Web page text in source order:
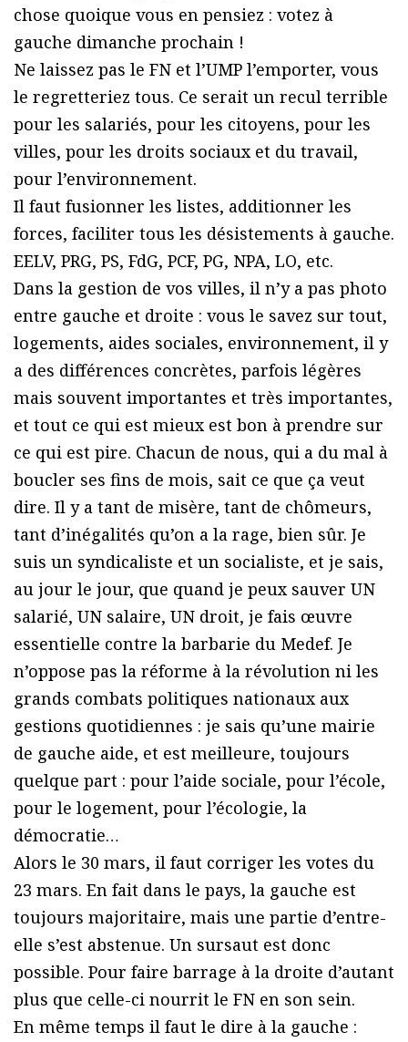
chose quoique vous en pensiez : votez à
gauche dimanche prochain !
Ne laissez pas le FN et l’UMP l’emporter, vous
le regretteriez tous. Ce serait un recul terrible
pour les salariés, pour les citoyens, pour les
villes, pour les droits sociaux et du travail,
pour l’environnement.
Il faut fusionner les listes, additionner les
forces, faciliter tous les désistements à gauche.
EELV, PRG, PS, FdG, PCF, PG, NPA, LO, etc.
Dans la gestion de vos villes, il n’y a pas photo
entre gauche et droite : vous le savez sur tout,
logements, aides sociales, environnement, il y
a des différences concrètes, parfois légères
mais souvent importantes et très importantes,
et tout ce qui est mieux est bon à prendre sur
ce qui est pire. Chacun de nous, qui a du mal à
boucler ses fins de mois, sait ce que ça veut
dire. Il y a tant de misère, tant de chômeurs,
tant d’inégalités qu’on a la rage, bien sûr. Je
suis un syndicaliste et un socialiste, et je sais,
au jour le jour, que quand je peux sauver UN
salarié, UN salaire, UN droit, je fais œuvre
essentielle contre la barbarie du Medef. Je
n’oppose pas la réforme à la révolution ni les
grands combats politiques nationaux aux
gestions quotidiennes : je sais qu’une mairie
de gauche aide, et est meilleure, toujours
quelque part : pour l’aide sociale, pour l’école,
pour le logement, pour l’écologie, la
démocratie…
Alors le 30 mars, il faut corriger les votes du
23 mars. En fait dans le pays, la gauche est
toujours majoritaire, mais une partie d’entre-
elle s’est abstenue. Un sursaut est donc
possible. Pour faire barrage à la droite d’autant
plus que celle-ci nourrit le FN en son sein.
En même temps il faut le dire à la gauche :